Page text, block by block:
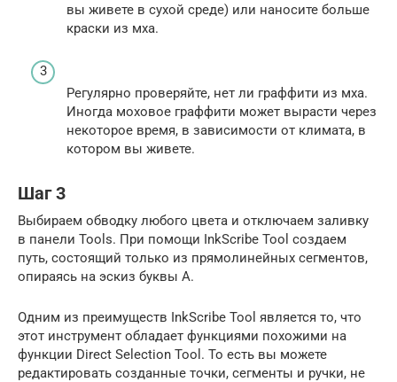
вы живете в сухой среде) или наносите больше
краски из мха.
Регулярно проверяйте, нет ли граффити из мха.
Иногда моховое граффити может вырасти через
некоторое время, в зависимости от климата, в
котором вы живете.
Шаг 3
Выбираем обводку любого цвета и отключаем заливку
в панели Tools. При помощи InkScribe Tool создаем
путь, состоящий только из прямолинейных сегментов,
опираясь на эскиз буквы A.
Одним из преимуществ InkScribe Tool является то, что
этот инструмент обладает функциями похожими на
функции Direct Selection Tool. То есть вы можете
редактировать созданные точки, сегменты и ручки, не